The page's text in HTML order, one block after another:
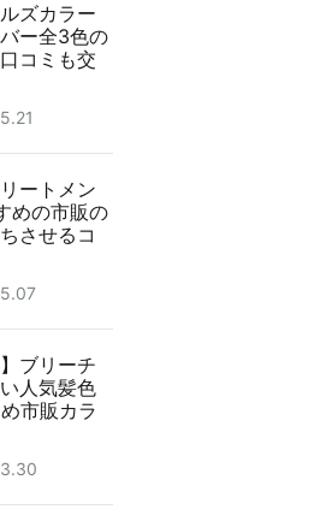
ズカラー
ー全3色の
コミも交
ートメン
めの市販の
させるコ
ブリーチ
人気髪色
市販カラ